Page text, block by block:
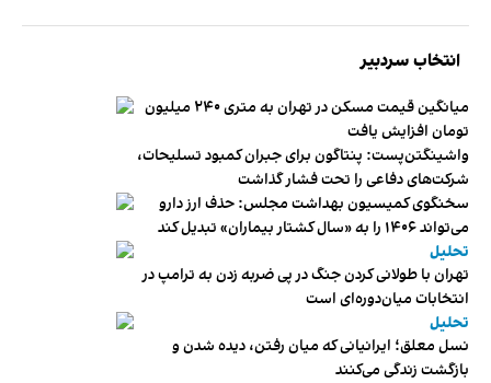
انتخاب سردبیر
میانگین قیمت مسکن در تهران به متری ۲۴۰ میلیون
تومان افزایش یافت
واشینگتن‌پست: پنتاگون برای جبران کمبود تسلیحات،
شرکت‌های دفاعی را تحت فشار گذاشت
سخنگوی کمیسیون بهداشت مجلس: حذف ارز دارو
می‌تواند ۱۴۰۶ را به «سال کشتار بیماران» تبدیل کند
تحلیل
تهران با طولانی کردن جنگ در پی ضربه زدن به ترامپ در
انتخابات میان‌دوره‌ای است
تحلیل
نسل معلق؛ ایرانیانی که میان رفتن، دیده شدن و
بازگشت زندگی می‌کنند